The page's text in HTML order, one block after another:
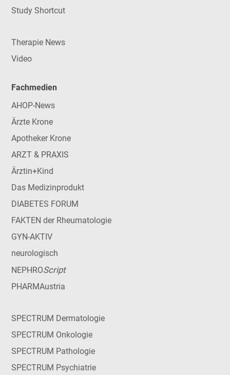
Study Shortcut
Therapie News
Video
Fachmedien
AHOP-News
Ärzte Krone
Apotheker Krone
ARZT & PRAXIS
Ärztin+Kind
Das Medizinprodukt
DIABETES FORUM
FAKTEN der Rheumatologie
GYN-AKTIV
neurologisch
NEPHROScript
PHARMAustria
SPECTRUM Dermatologie
SPECTRUM Onkologie
SPECTRUM Pathologie
SPECTRUM Psychiatrie